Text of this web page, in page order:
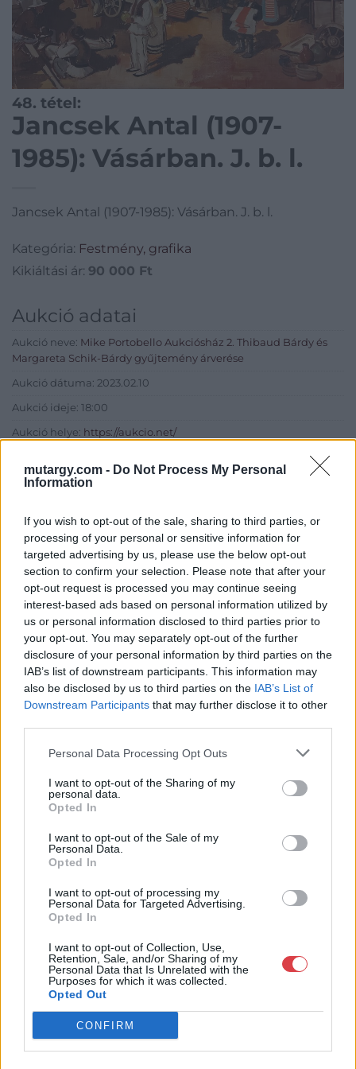
mutargy.com - Do Not Process My Personal
Information
If you wish to opt-out of the sale, sharing to third parties, or
processing of your personal or sensitive information for
targeted advertising by us, please use the below opt-out
section to confirm your selection. Please note that after your
opt-out request is processed you may continue seeing
interest-based ads based on personal information utilized by
us or personal information disclosed to third parties prior to
your opt-out. You may separately opt-out of the further
disclosure of your personal information by third parties on the
IAB’s list of downstream participants. This information may
also be disclosed by us to third parties on the IAB’s List of
Downstream Participants that may further disclose it to other
Personal Data Processing Opt Outs
I want to opt-out of the Sharing of my
personal data.
Opted In
I want to opt-out of the Sale of my
Personal Data.
Opted In
I want to opt-out of processing my
Personal Data for Targeted Advertising.
Opted In
I want to opt-out of Collection, Use,
Retention, Sale, and/or Sharing of my
Personal Data that Is Unrelated with the
Purposes for which it was collected.
Opted Out
CONFIRM
48. tétel:
Jancsek Antal (1907-
1985): Vásárban. J. b. l.
Jancsek Antal (1907-1985): Vásárban. J. b. l.
Kategória: Festmény, grafika
Kikiáltási ár: 90 000 Ft
Aukció adatai
Aukció neve: Mike Portobello Aukciósház 2. Thibaud Bárdy és
Margareta Schik-Bárdy gyűjtemény árverése
Aukció dátuma: 2023.02.10
Aukció ideje: 18:00
Aukció helye: https://aukcio.net/
Eladó:Aukcio.net - Mike
Portobello Aukciósház
Cím: Vízkeleti Lívia
Mipo Kft
Budapest
+36703805044
1053
Telefon: +36703805044
Weboldal: http://www.aukcio.net
Bemutatkozás: Immár közel 30 éve, hogy a Múzeum körúton
elkezdte működését a Mike és Tsa Antikvárium, majd 2010-ben
és megszületett a Mike Portobello Aukciósház. 2022-től saját
oldalunkon bonyolítjuk árverésünket. www.aukcio.net
GALÉRIA TOVÁBBI MŰTÁRGYAI
KAPCSOLÓDÓ MŰTÁRGYAK